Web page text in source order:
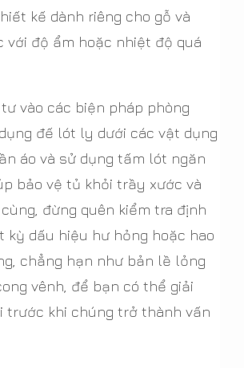
kế dành riêng cho gỗ và
với độ ẩm hoặc nhiệt độ quá
tư vào các biện pháp phòng
đế lót ly dưới các vật dụng
áo và sử dụng tấm lót ngăn
bảo vệ tủ khỏi trầy xước và
đừng quên kiểm tra định
kỳ dấu hiệu hư hỏng hoặc hao
chẳng hạn như bản lề lỏng
vênh, để bạn có thể giải
trước khi chúng trở thành vấn